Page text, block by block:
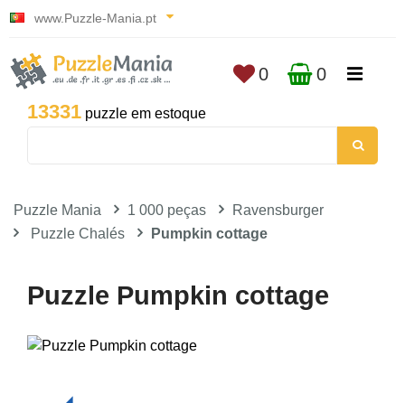
www.Puzzle-Mania.pt
13331 puzzle em estoque
0 0
Puzzle Mania 1 000 peças
Ravensburger
Puzzle Chalés
Pumpkin cottage
Puzzle Pumpkin cottage